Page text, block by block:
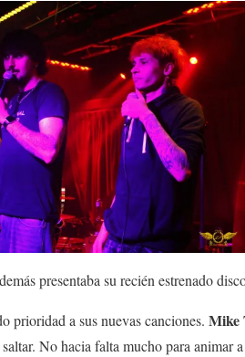
presentaba su recién estrenado
prioridad a sus nuevas canciones. Mike
No hacia falta mucho para animar a